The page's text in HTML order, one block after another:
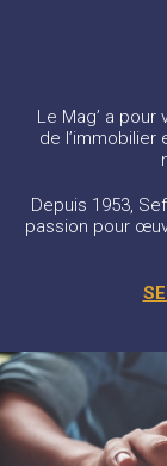
Le Mag’ a
de
Depuis 1953,
passion pour